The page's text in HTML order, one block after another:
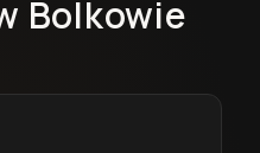
Bolkowie